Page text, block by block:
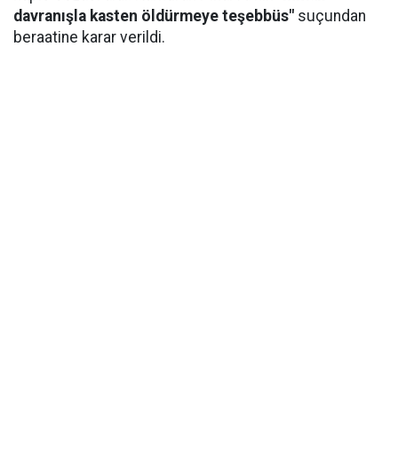
davranışla kasten öldürmeye teşebbüs" suçundan
beraatine karar verildi.